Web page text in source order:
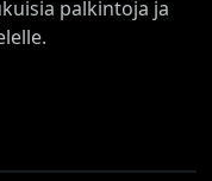
palkintoja ja